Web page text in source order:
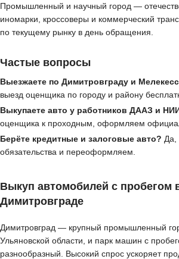
Промышленный и научный город —
иномарки, кроссоверы и коммерческий
по текущему рынку в день обращения.
Частые вопросы
Выезжаете по Димитровграду и
выезд оценщика по городу и району
Выкупаете авто у работников ДААЗ и
оценщика к проходным, оформляем
Берёте кредитные и залоговые авто? Да,
обязательства и переоформляем.
Выкуп автомобилей с пробегом
Димитровграде
Димитровград — крупный промышленный
Ульяновской области, и парк машин с
разнообразный. Высокий спрос ускоряет